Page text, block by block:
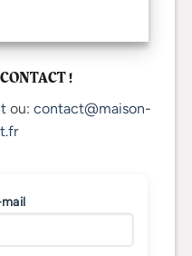
!
ou: contact@maison-